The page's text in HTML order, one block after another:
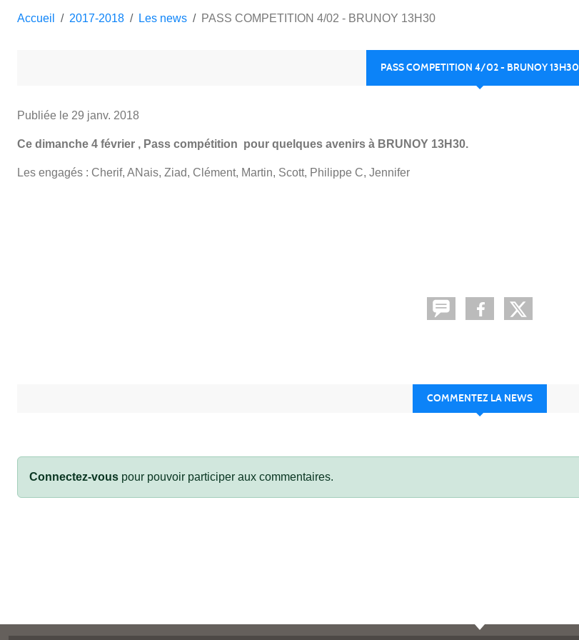
Accueil 2017-2018 Les news PASS COMPETITION 4/02 - BRUNOY 13H30
PASS COMPETITION 4/02 - BRUNOY 13H30
Publiée le 29 janv. 2018
Ce dimanche 4 février , Pass compétition pour quelques avenirs à BRUNOY 13H30.
Les engagés : Cherif, ANais, Ziad, Clément, Martin, Scott, Philippe C, Jennifer
COMMENTEZ LA NEWS
Connectez-vous pour pouvoir participer aux commentaires.